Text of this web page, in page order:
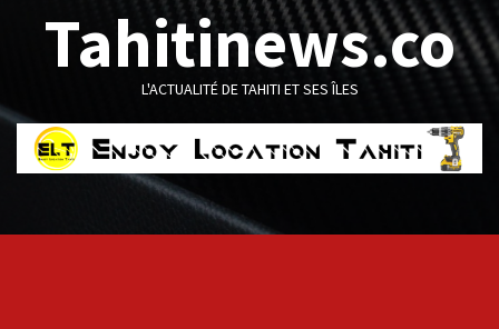
Tahitinews.co
L'ACTUALITÉ DE TAHITI ET SES ÎLES